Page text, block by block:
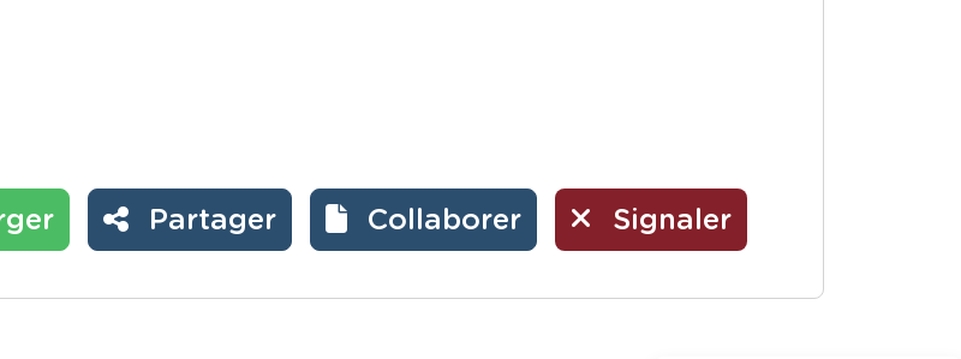
Partager Collaborer Signaler